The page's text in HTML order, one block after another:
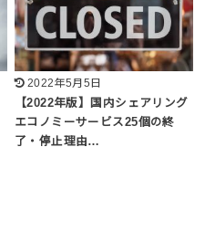
2022年5月5日
【2022年版】国内シェアリング
エコノミーサービス25個の終
了・停止理由…